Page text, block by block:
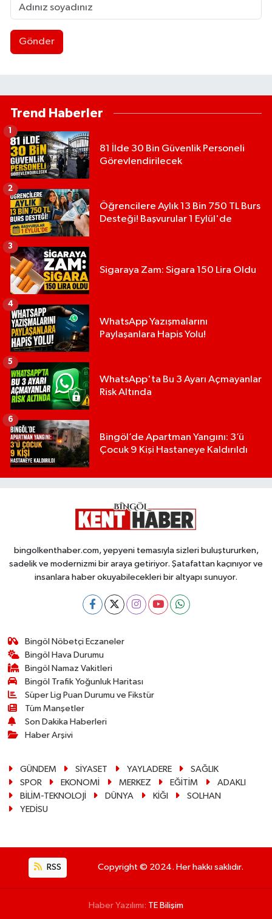
Gönder
Trend Haberler
81 İlde 30 Bin Güvenlik Personeli
Görevlendirilecek
1
Öğrencilere Aylık 13 Bin 750 TL Burs
Desteği! Başvurular 1 Eylül'de
2
Sigaraya Zam: Sigara 150 Lira Oldu
3
WhatsApp Yazışmalarını
Paylaşanlara Hapis Yolu!
4
WhatsApp'ta Bu 3 Ayarı Açmayanlar
Risk Altında
5
Bingöl’de Apartman Yangını: 3’ü
Çocuk 9 Kişi Hastaneye Kaldırıldı
6
bingolkenthaber.com, yepyeni temasıyla sizleri buluştururken,
sadelik ve modernizmi bir araya getiriyor. Şatafattan kaçınıyor ve
insanlara haber okuyabilecekleri bir altyapı sunuyor.
Bingöl Nöbetçi Eczaneler
Bingöl Hava Durumu
Bingöl Namaz Vakitleri
Bingöl Trafik Yoğunluk Haritası
Süper Lig Puan Durumu ve Fikstür
Tüm Manşetler
Son Dakika Haberleri
Haber Arşivi
GÜNDEM SİYASET YAYLADERE
SAĞLIK
SPOR
EKONOMİ MERKEZ EĞİTİM
ADAKLI
BİLİM-TEKNOLOJİ
DÜNYA KİĞI
SOLHAN
YEDİSU
RSS Copyright © 2024. Her hakkı saklıdır.
Haber Yazılımı: TE Bilişim